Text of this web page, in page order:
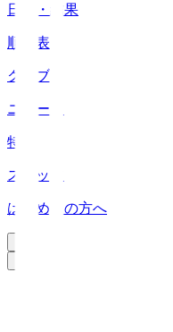
日程・結果
順位表
クラブ
ニュース
特集
スタッツ
はじめての方へ